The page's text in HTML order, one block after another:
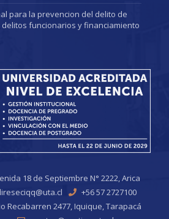
para la prevencion del delito de
funcionarios y financiamiento
18 de Septiembre N° 2222, Arica
+56 57 2727100
Recabarren 2477, Iquique, Tarapacá